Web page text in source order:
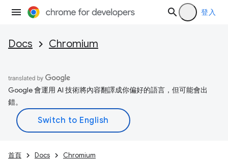
登入
Docs Chromium
Google 會運用 AI 技術將內容翻譯成你偏好的語言，但可能會出
錯。
首頁 Docs Chromium